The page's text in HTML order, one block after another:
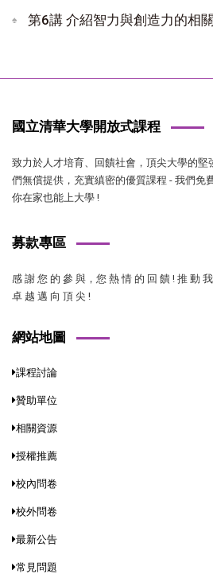
第6講 介紹智力與創造力的相
國立清華大學開放式課程
致力於人才培育、回饋社會，頂尖大學的堅
們無償提供，充實縝密的優質課程 - 我們免
你在家也能上大學 !
募款專區
感 謝 您 的 參 與，您 熱 情 的 回 饋 ! 推 動
卓 越 邁 向 頂 尖 !
網站地圖
課程討論
贊助單位
相關資源
授權推薦
校內問卷
校外問卷
最新公告
常見問題